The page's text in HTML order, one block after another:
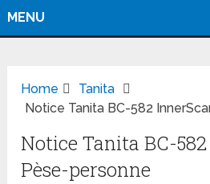
MENU
Home
Tanita
Notice Tanita BC-582
Notice Tanita BC-
Pèse-personne